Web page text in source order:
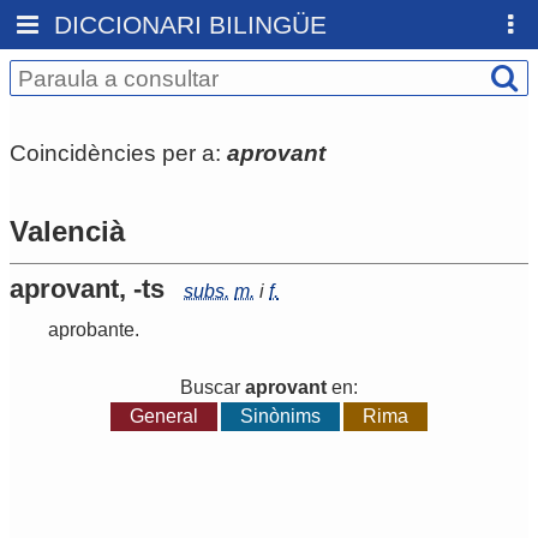
DICCIONARI BILINGÜE
Coincidències per a: aprovant
Valencià
aprovant, -ts subs. m. i f.
aprobante.
Buscar aprovant en:
General
Sinònims Rima